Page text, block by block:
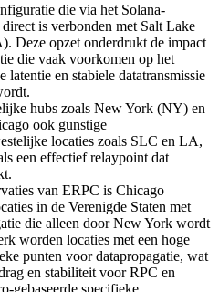
die via het Solana-
is verbonden met Salt Lake
Deze opzet onderdrukt de impact
die vaak voorkomen op het
latentie en stabiele datatransmissie
hubs zoals New York (NY) en
ook gunstige
locaties zoals SLC en LA,
een effectief relaypoint dat
van ERPC is Chicago
in de Verenigde Staten met
die alleen door New York wordt
worden locaties met een hoge
punten voor datapropagatie, wat
en stabiliteit voor RPC en
gebaseerde specifieke